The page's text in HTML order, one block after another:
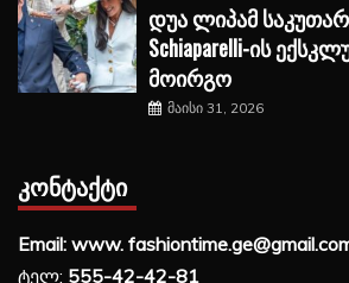
დუა ლიპამ
Schiaparelli-ის
მოირგო
მაისი 31, 2026
ᲙᲝᲜᲢᲐᲥᲢᲘ
Email: www.
ტელ: 555-42-42-81